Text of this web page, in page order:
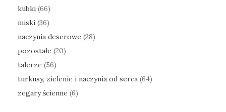
kubki (66)
miski (36)
naczynia deserowe (28)
pozostałe (20)
talerze (56)
turkusy, zielenie i naczynia od serca (64)
zegary ścienne (6)